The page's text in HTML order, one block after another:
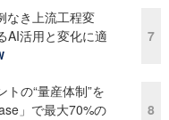
なき上流工程変
活用と変化に適
の“量産体制”を
」で最大70%の
7
8